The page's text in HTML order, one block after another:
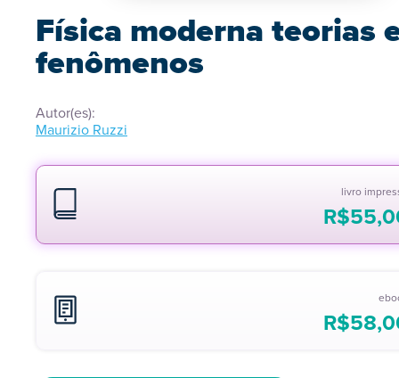
Física moderna teorias
fenômenos
Autor(es):
Maurizio Ruzzi
livro
R$
R$